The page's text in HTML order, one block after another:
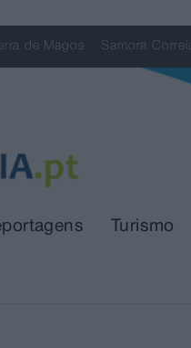
de Magos Samora
Turismo